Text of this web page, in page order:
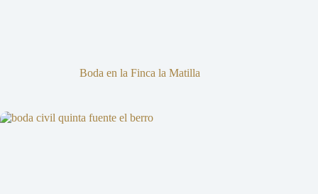
Boda en la Finca la Matilla